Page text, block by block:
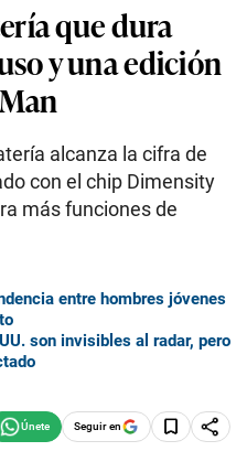
que dura
y una edición
alcanza la cifra de
con el chip Dimensity
más funciones de
entre hombres jóvenes
son invisibles al radar, pero
Seguir en